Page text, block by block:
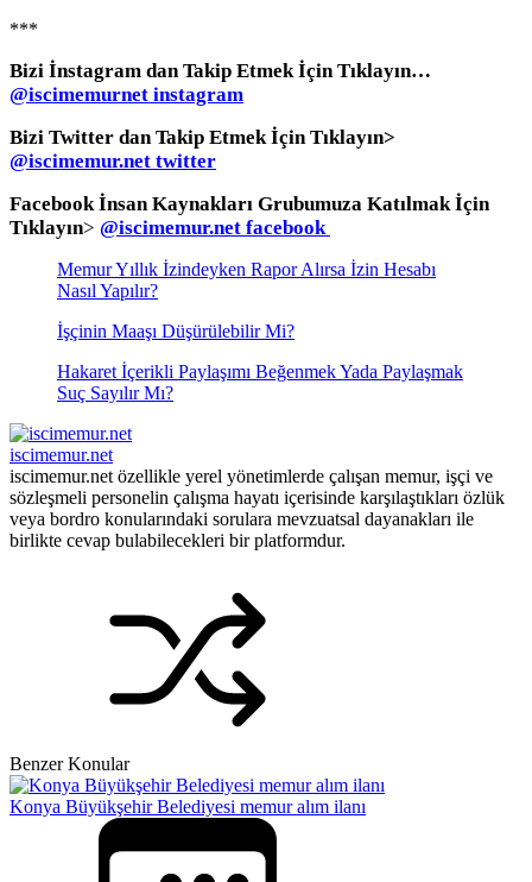
***
Bizi İnstagram dan Takip Etmek İçin Tıklayın…
@iscimemurnet instagram
Bizi Twitter dan Takip Etmek İçin Tıklayın>
@iscimemur.net twitter
Facebook İnsan Kaynakları Grubumuza Katılmak İçin
Tıklayın> @iscimemur.net facebook
Memur Yıllık İzindeyken Rapor Alırsa İzin Hesabı
Nasıl Yapılır?
İşçinin Maaşı Düşürülebilir Mi?
Hakaret İçerikli Paylaşımı Beğenmek Yada Paylaşmak
Suç Sayılır Mı?
iscimemur.net
iscimemur.net özellikle yerel yönetimlerde çalışan memur, işçi ve
sözleşmeli personelin çalışma hayatı içerisinde karşılaştıkları özlük
veya bordro konularındaki sorulara mevzuatsal dayanakları ile
birlikte cevap bulabilecekleri bir platformdur.
Benzer Konular
Konya Büyükşehir Belediyesi memur alım ilanı